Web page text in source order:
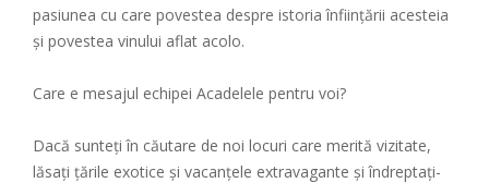
pasiunea cu care povestea despre istoria înființării acesteia
și povestea vinului aflat acolo.
Care e mesajul echipei Acadelele pentru voi?
Dacă sunteți în căutare de noi locuri care merită vizitate,
lăsați țările exotice și vacanțele extravagante și îndreptați-